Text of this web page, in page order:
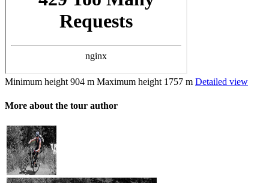
Minimum height 904 m Maximum height 1757 m Detailed view
More about the tour author